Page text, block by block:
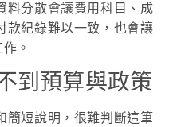
料分散會讓費用科目、成
款紀錄難以一致，也會讓
。
到預算與政策
簡短說明，很難判斷這筆